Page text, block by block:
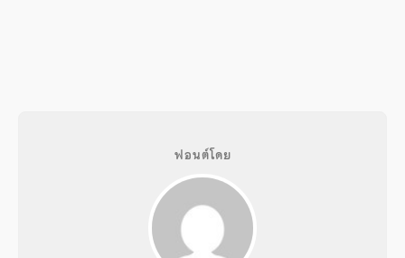
ฟอนต์โดย